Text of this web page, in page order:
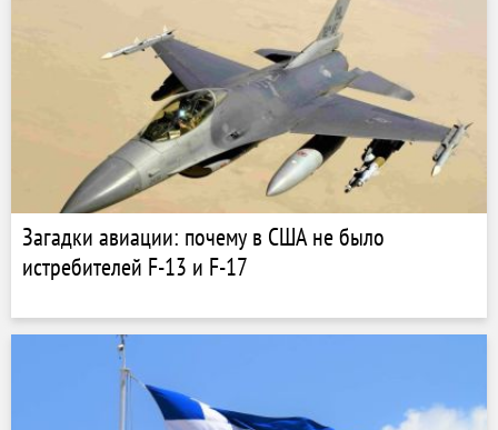
Загадки авиации: почему в США не было
истребителей F-13 и F-17